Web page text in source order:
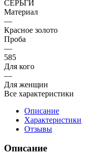
СЕРЬГИ
Материал
—
Красное золото
Проба
—
585
Для кого
—
Для женщин
Все характеристики
Описание
Характеристики
Отзывы
Описание